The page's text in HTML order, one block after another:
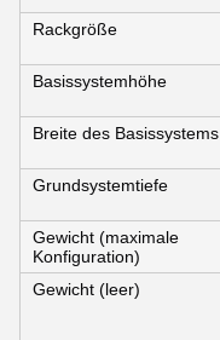
Rackgröße
Basissystemhöhe
Breite des Basissystems
Grundsystemtiefe
Gewicht (maximale
Konfiguration)
Gewicht (leer)